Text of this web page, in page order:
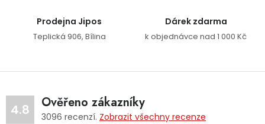
Prodejna Jipos
Teplická 906, Bílina
Dárek zdarma
k objednávce nad 1 000 Kč
4.8 Ověřeno zákazníky
3096 recenzí. Zobrazit všechny recenze